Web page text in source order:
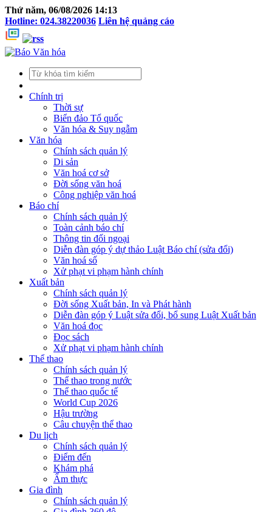
Thứ năm, 06/08/2026 14:13
Hotline: 024.38220036 Liên hệ quảng cáo
Chính trị
Thời sự
Biển đảo Tổ quốc
Văn hóa & Suy ngẫm
Văn hóa
Chính sách quản lý
Di sản
Văn hoá cơ sở
Đời sống văn hoá
Công nghiệp văn hoá
Báo chí
Chính sách quản lý
Toàn cảnh báo chí
Thông tin đối ngoại
Diễn đàn góp ý dự thảo Luật Báo chí (sửa đổi)
Văn hoá số
Xử phạt vi phạm hành chính
Xuất bản
Chính sách quản lý
Đời sống Xuất bản, In và Phát hành
Diễn đàn góp ý Luật sửa đổi, bổ sung Luật Xuất bản
Văn hoá đọc
Đọc sách
Xử phạt vi phạm hành chính
Thể thao
Chính sách quản lý
Thể thao trong nước
Thể thao quốc tế
World Cup 2026
Hậu trường
Câu chuyện thể thao
Du lịch
Chính sách quản lý
Điểm đến
Khám phá
Ẩm thực
Gia đình
Chính sách quản lý